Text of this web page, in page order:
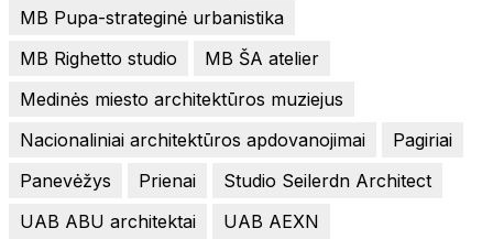
MB Pupa-strateginė urbanistika
MB Righetto studio
MB ŠA atelier
Medinės miesto architektūros muziejus
Nacionaliniai architektūros apdovanojimai
Pagiriai
Panevėžys
Prienai
Studio Seilerdn Architect
UAB ABU architektai
UAB AEXN